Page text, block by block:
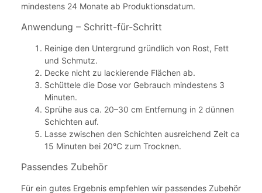
mindestens 24 Monate ab Produktionsdatum.
Anwendung – Schritt-für-Schritt
Reinige den Untergrund gründlich von Rost, Fett
und Schmutz.
Decke nicht zu lackierende Flächen ab.
Schüttele die Dose vor Gebrauch mindestens 3
Minuten.
Sprühe aus ca. 20–30 cm Entfernung in 2 dünnen
Schichten auf.
Lasse zwischen den Schichten ausreichend Zeit ca
15 Minuten bei 20°C zum Trocknen.
Passendes Zubehör
Für ein gutes Ergebnis empfehlen wir passendes Zubehör